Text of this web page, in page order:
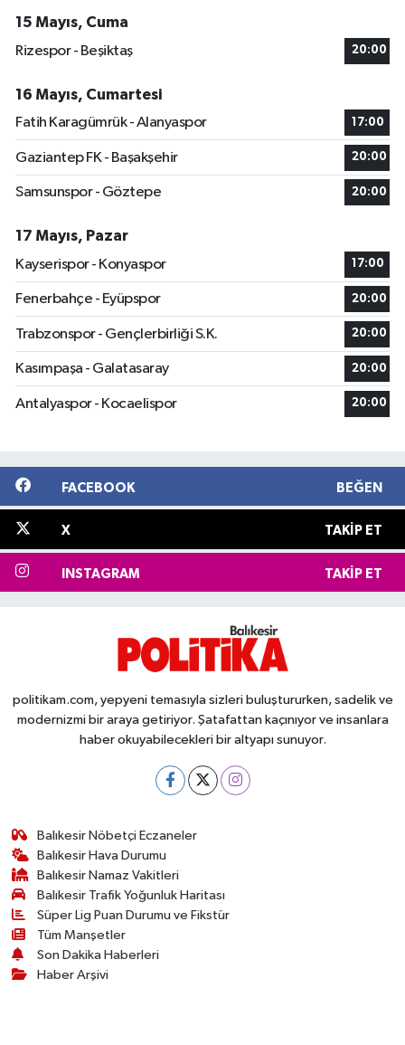
15 Mayıs, Cuma
Rizespor - Beşiktaş
20:00
16 Mayıs, Cumartesi
Fatih Karagümrük - Alanyaspor
17:00
Gaziantep FK - Başakşehir 20:00
Samsunspor - Göztepe 20:00
17 Mayıs, Pazar
Kayserispor - Konyaspor
17:00
Fenerbahçe - Eyüpspor 20:00
Trabzonspor - Gençlerbirliği S.K. 20:00
Kasımpaşa - Galatasaray 20:00
Antalyaspor - Kocaelispor 20:00
FACEBOOK BEĞEN
X TAKIP ET
INSTAGRAM TAKIP ET
politikam.com, yepyeni temasıyla sizleri buluştururken, sadelik ve
modernizmi bir araya getiriyor. Şatafattan kaçınıyor ve insanlara
haber okuyabilecekleri bir altyapı sunuyor.
Balıkesir Nöbetçi Eczaneler
Balıkesir Hava Durumu
Balıkesir Namaz Vakitleri
Balıkesir Trafik Yoğunluk Haritası
Süper Lig Puan Durumu ve Fikstür
Tüm Manşetler
Son Dakika Haberleri
Haber Arşivi